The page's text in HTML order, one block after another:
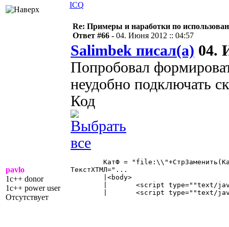
ICQ
pavlo
1c++ donor
1c++ power user
Отсутствует
Re: Примеры и наработки по
Ответ #66 - 04. Июня 2012 :: 04:57
Salimbek писал(а) 04.
Попробовал
неудобно подключать
Код
ТекстХТМЛ="...